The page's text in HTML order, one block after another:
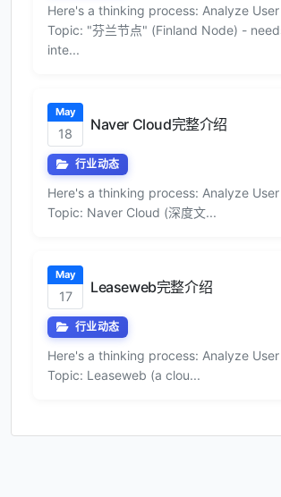
Here's a thinking process: Analyze
Topic: "芬兰节点" (Finland Node) -
inte...
May
18
Naver Cloud完整介绍
行业动态
Here's a thinking process: Analyze
Topic: Naver Cloud (深度文...
May
17
Leaseweb完整介绍
行业动态
Here's a thinking process: Analyze
Topic: Leaseweb (a clou...